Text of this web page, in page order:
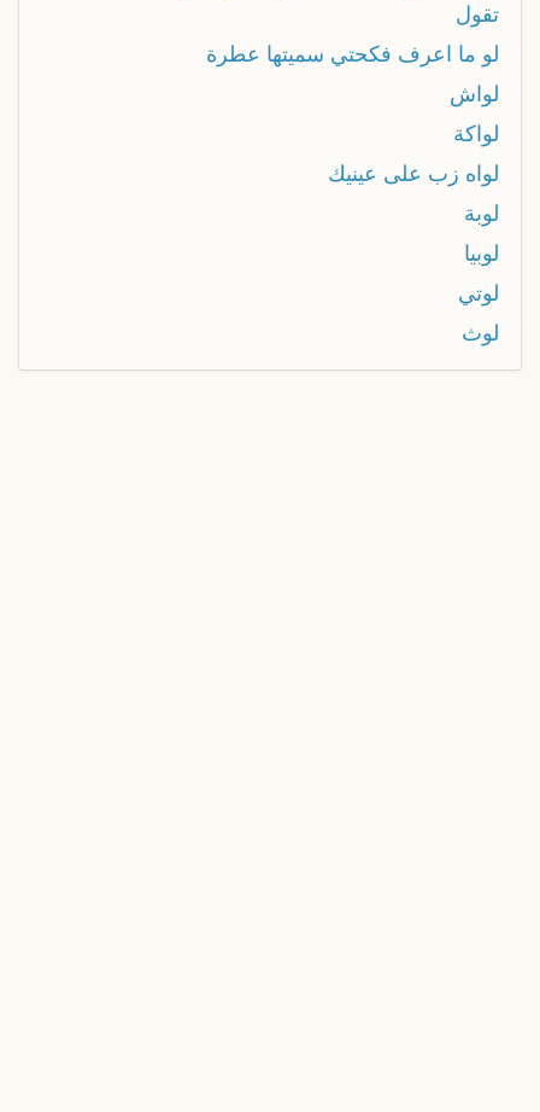
تقول
لو ما اعرف فكحتي سميتها عطرة
لواش
لواكة
لواه زب على عينيك
لوبة
لوبيا
لوتي
لوث